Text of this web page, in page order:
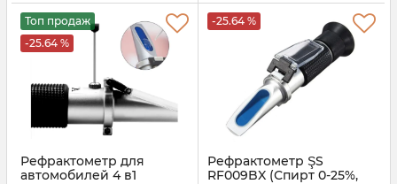
Топ продаж
-25.64 %
Рефрактометр для
автомобилей 4 в1
-25.64 %
Рефрактометр ŞS
RF009BX (Спирт 0-25%,